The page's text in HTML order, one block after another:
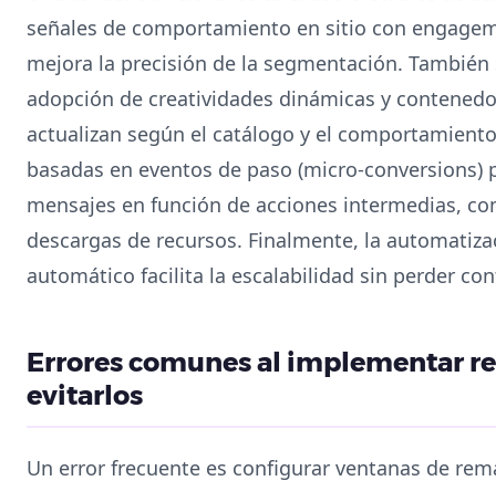
señales de comportamiento en sitio con
mejora la precisión de la segmentación.
adopción de creatividades dinámicas y
actualizan según el catálogo y el
basadas en eventos de paso
mensajes en función de acciones intermedias,
descargas de recursos. Finalmente, la
automático facilita la escalabilidad sin perder
Errores comunes al implementar
evitarlos
Un error frecuente es configurar ventanas de